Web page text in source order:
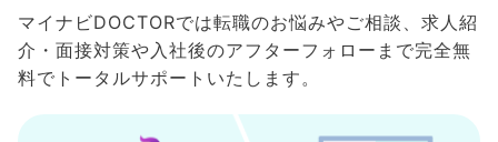
マイナビDOCTORでは転職のお悩みやご相談、求人紹
介・面接対策や入社後のアフターフォローまで完全無
料でトータルサポートいたします。